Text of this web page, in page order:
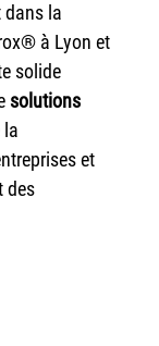
C9200
C8200 à
A4
VersaLink®
la
à Lyon et
solide
solutions
la
et
des